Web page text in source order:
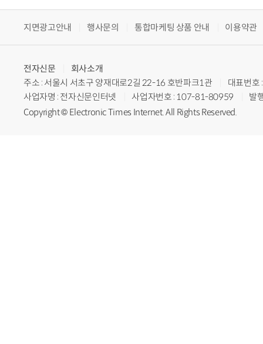
지면광고안내 행사문의 통합마케팅 상품 안내 이용약관
전자신문
회사소개
주소 : 서울시 서초구 양재대로2길 22-16 호반파크1관
대표번
사업자명 : 전자신문인터넷
사업자번호 : 107-81-80959
발
Copyright © Electronic Times Internet. All Rights Reserved.